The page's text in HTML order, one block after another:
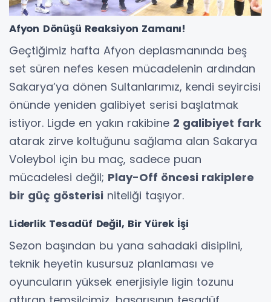
Afyon Dönüşü Reaksiyon Zamanı!
Geçtiğimiz hafta Afyon deplasmanında beş
set süren nefes kesen mücadelenin ardından
Sakarya’ya dönen Sultanlarımız, kendi seyircisi
önünde yeniden galibiyet serisi başlatmak
istiyor. Ligde en yakın rakibine 2 galibiyet fark
atarak zirve koltuğunu sağlama alan Sakarya
Voleybol için bu maç, sadece puan
mücadelesi değil; Play-Off öncesi rakiplere
bir güç gösterisi niteliği taşıyor.
Liderlik Tesadüf Değil, Bir Yürek İşi
Sezon başından bu yana sahadaki disiplini,
teknik heyetin kusursuz planlaması ve
oyuncuların yüksek enerjisiyle ligin tozunu